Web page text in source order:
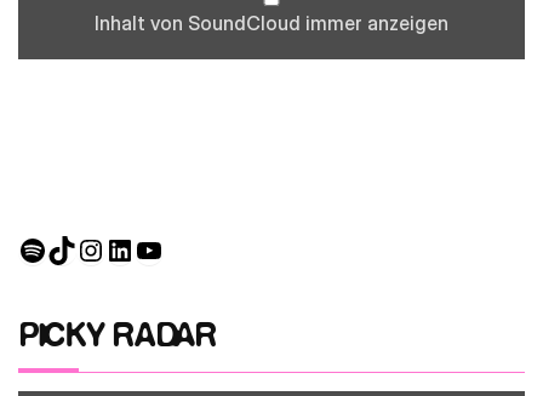
Inhalt von SoundCloud immer anzeigen
Spotify
TikTok
Instagram
LinkedIn
YouTube
PICKY RADAR